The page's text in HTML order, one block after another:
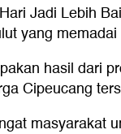
Jadi Lebih
yang
hasil dari
Cipeucang
masyarakat